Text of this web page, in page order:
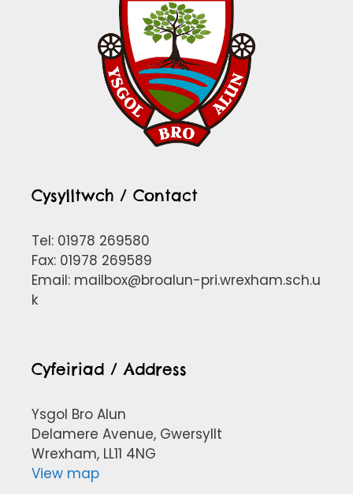
Cysylltwch / Contact
Tel: 01978 269580
Fax: 01978 269589
Email: mailbox@broalun-pri.wrexham.sch.u
k
Cyfeiriad / Address
Ysgol Bro Alun
Delamere Avenue, Gwersyllt
Wrexham, LL11 4NG
View map